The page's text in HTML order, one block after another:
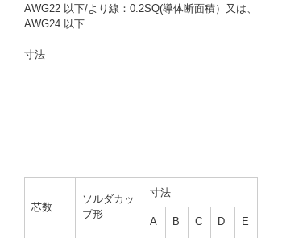
AWG22 以下/より線：0.2SQ(導体断面積）又は、
AWG24 以下
寸法
芯数
ソルダカッ
プ形
寸法
A B C D E